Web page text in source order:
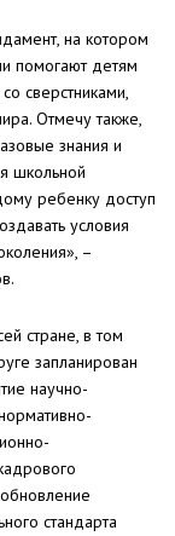
на котором
помогают детям
сверстниками,
Отмечу также,
знания и
школьной
ребенку доступ
условия
–
стране, в том
запланирован
научно-
стандарта